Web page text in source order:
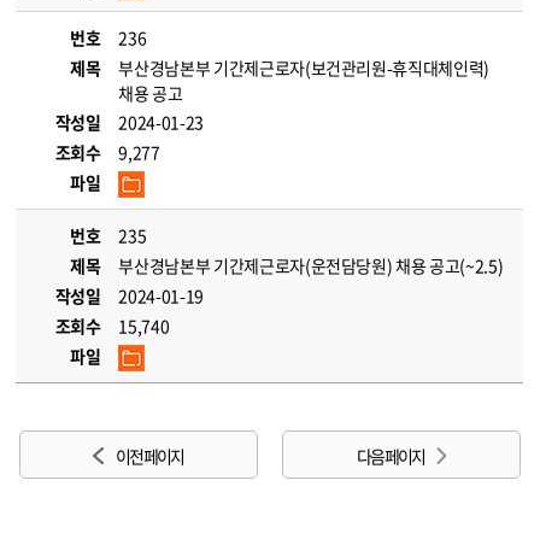
번호
236
제목
부산경남본부 기간제근로자(보건관리원-휴직대체인력)
채용 공고
작성일
2024-01-23
조회수
9,277
파일
번호
235
제목
부산경남본부 기간제근로자(운전담당원) 채용 공고(~2.5)
작성일
2024-01-19
조회수
15,740
파일
이전 페이지 다음 페이지